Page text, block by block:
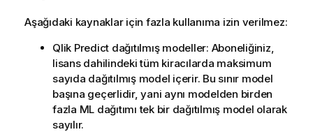
Aşağıdaki kaynaklar için fazla kullanıma izin verilmez:
Qlik Predict dağıtılmış modeller: Aboneliğiniz,
lisans dahilindeki tüm kiracılarda maksimum
sayıda dağıtılmış model içerir. Bu sınır model
başına geçerlidir, yani aynı modelden birden
fazla ML dağıtımı tek bir dağıtılmış model olarak
sayılır.